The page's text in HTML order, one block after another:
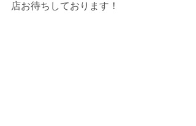
店お待ちしております！